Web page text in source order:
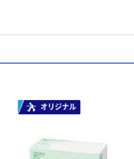
オリジナル